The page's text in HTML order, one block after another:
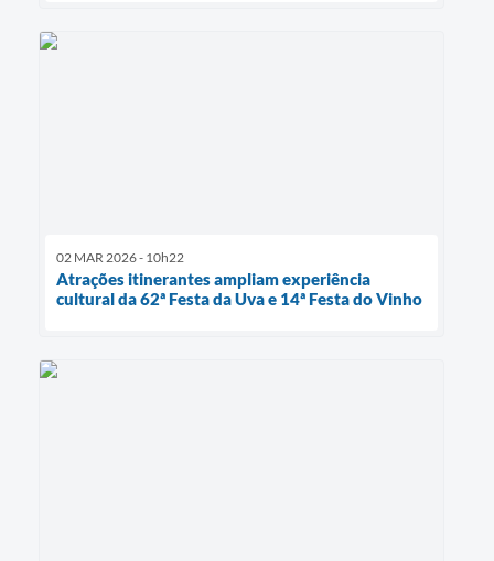
02 MAR 2026 - 10h22
Atrações itinerantes ampliam experiência
cultural da 62ª Festa da Uva e 14ª Festa do Vinho